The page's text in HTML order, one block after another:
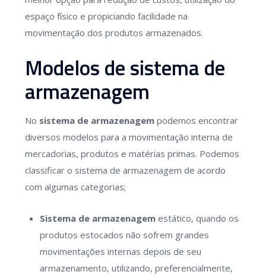
espaço físico e propiciando facilidade na
movimentação dos produtos armazenados.
Modelos de sistema de
armazenagem
No sistema de armazenagem podemos encontrar
diversos modelos para a movimentação interna de
mercadorias, produtos e matérias primas. Podemos
classificar o sistema de armazenagem de acordo
com algumas categorias;
Sistema de armazenagem estático, quando os
produtos estocados não sofrem grandes
movimentações internas depois de seu
armazenamento, utilizando, preferencialmente,